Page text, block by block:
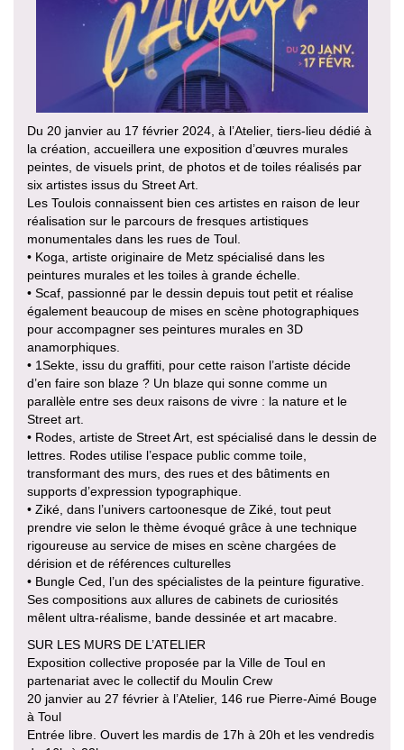
Du 20 janvier au 17 février 2024, à l’Atelier, tiers-lieu dédié à
la création, accueillera une exposition d’œuvres murales
peintes, de visuels print, de photos et de toiles réalisés par
six artistes issus du Street Art.
Les Toulois connaissent bien ces artistes en raison de leur
réalisation sur le parcours de fresques artistiques
monumentales dans les rues de Toul.
• Koga, artiste originaire de Metz spécialisé dans les
peintures murales et les toiles à grande échelle.
• Scaf, passionné par le dessin depuis tout petit et réalise
également beaucoup de mises en scène photographiques
pour accompagner ses peintures murales en 3D
anamorphiques.
• 1Sekte, issu du graffiti, pour cette raison l’artiste décide
d’en faire son blaze ? Un blaze qui sonne comme un
parallèle entre ses deux raisons de vivre : la nature et le
Street art.
• Rodes, artiste de Street Art, est spécialisé dans le dessin de
lettres. Rodes utilise l’espace public comme toile,
transformant des murs, des rues et des bâtiments en
supports d’expression typographique.
• Ziké, dans l’univers cartoonesque de Ziké, tout peut
prendre vie selon le thème évoqué grâce à une technique
rigoureuse au service de mises en scène chargées de
dérision et de références culturelles
• Bungle Ced, l’un des spécialistes de la peinture figurative.
Ses compositions aux allures de cabinets de curiosités
mêlent ultra-réalisme, bande dessinée et art macabre.
SUR LES MURS DE L’ATELIER
Exposition collective proposée par la Ville de Toul en
partenariat avec le collectif du Moulin Crew
20 janvier au 27 février à l’Atelier, 146 rue Pierre-Aimé Bouge
à Toul
Entrée libre. Ouvert les mardis de 17h à 20h et les vendredis